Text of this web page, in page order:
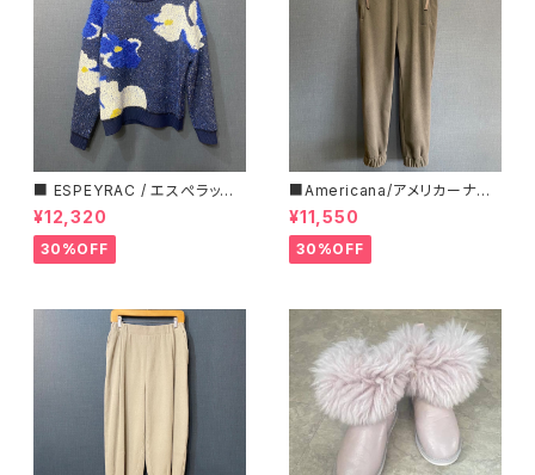
■ ESPEYRAC / エスぺラック
■ フラワーモチーフニット■YE
LLOW & NAVY■ 超カワイイ！
¥12,320
30%OFF
■Americana/アメリカーナ■
マイクロフリース・イージーパン
ツ■
¥11,550
30%OFF